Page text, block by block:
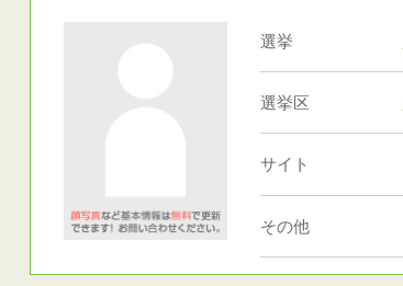
選挙
選挙区
サイト
その他